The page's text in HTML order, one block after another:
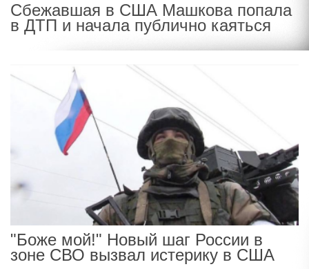
Сбежавшая в США Машкова попала
в ДТП и начала публично каяться
"Боже мой!" Новый шаг России в
зоне СВО вызвал истерику в США